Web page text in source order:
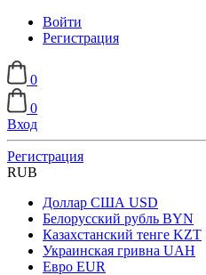
Войти
Регистрация
0
0
Вход
Регистрация
RUB
Доллар США USD
Белорусский рубль BYN
Казахстанский тенге KZT
Украинская гривна UAH
Евро EUR